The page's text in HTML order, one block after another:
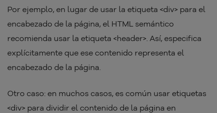
Por ejemplo, en lugar de usar la etiqueta <div> para el
encabezado de la página, el HTML semántico
recomienda usar la etiqueta <header>. Así, especifica
explícitamente que ese contenido representa el
encabezado de la página.
Otro caso: en muchos casos, es común usar etiquetas
<div> para dividir el contenido de la página en